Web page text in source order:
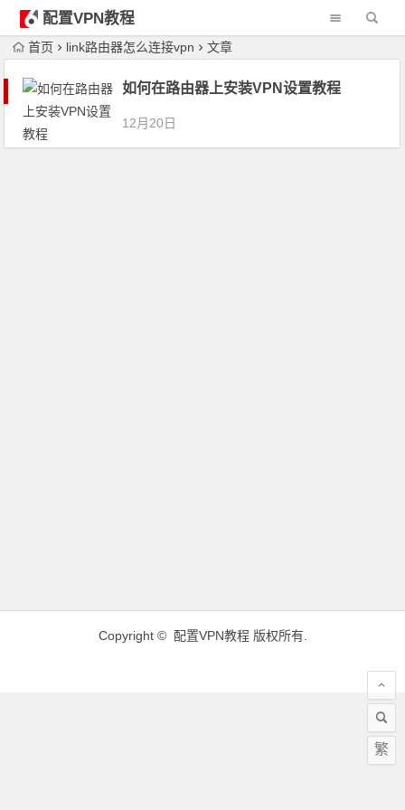
配置VPN教程
首页 link路由器怎么连接vpn 文章
如何在路由器上安装VPN设置教程
12月20日
Copyright © 配置VPN教程版权所有.
繁